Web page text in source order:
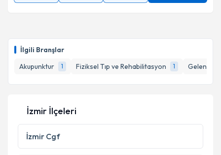
İlgili Branşlar
Akupunktur
1 Fiziksel Tıp ve Rehabilitasyon 1
İzmir İlçeleri
İzmir Cgf